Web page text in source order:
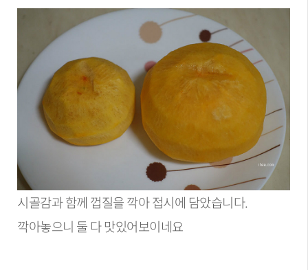
시골감과 함께 껍질을 깍아 접시에 담았습니다.
깍아놓으니 둘 다 맛있어보이네요